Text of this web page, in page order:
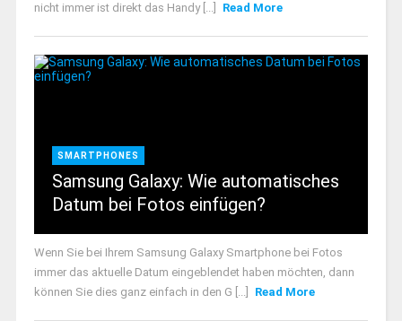
nicht immer ist direkt das Handy [...]
Read More
SMARTPHONES
Samsung Galaxy: Wie automatisches
Datum bei Fotos einfügen?
Wenn Sie bei Ihrem Samsung Galaxy Smartphone bei Fotos
immer das aktuelle Datum eingeblendet haben möchten, dann
können Sie dies ganz einfach in den G [...]
Read More